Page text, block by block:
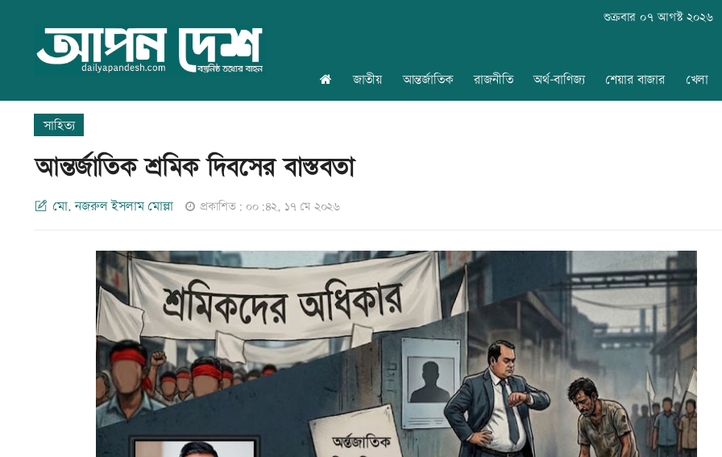
শুক্রবার ০৭ আগস্ট ২০২৬
জাতীয় আন্তর্জাতিক রাজনীতি অর্থ-বাণিজ্য শেয়ার বাজার খেলা
সাহিত্য
আন্তর্জাতিক শ্রমিক দিবসের বাস্তবতা
মো. নজরুল ইসলাম মোল্লা প্রকাশিত: ০০:৪২, ১৭ মে ২০২৬